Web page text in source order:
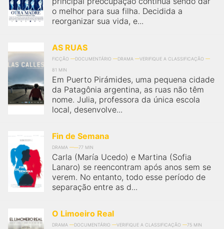
o melhor para sua filha. Decidida a
reorganizar sua vida, e...
AS RUAS
FICÇÃO DOCUMENTÁRIO DRAMA
VERIFIQUE A CLASSIFICAÇÃO
81 MIN
Em Puerto Pirámides, uma pequena cidade
da Patagônia argentina, as ruas não têm
nome. Julia, professora da única escola
local, desenvolve...
Fin de Semana
DRAMA 77 MIN
Carla (María Ucedo) e Martina (Sofia
Lanaro) se reencontram após anos sem se
verem. No entanto, todo esse período de
separação entre as d...
O Limoeiro Real
DRAMA DOCUMENTÁRIO VERIFIQUE A CLASSIFICAÇÃO 75 MIN
acessar informações sobre cinemas, horários, assistir aos
trailers e muito mais.